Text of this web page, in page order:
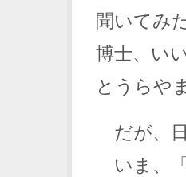
聞いてみ
博士、い
とうらや
だが、
いま、